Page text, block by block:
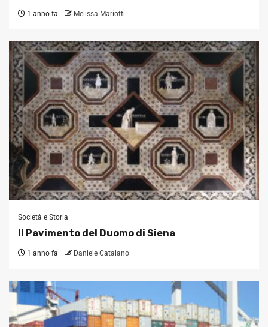
1 anno fa Melissa Mariotti
Società e Storia
Il Pavimento del Duomo di Siena
1 anno fa Daniele Catalano